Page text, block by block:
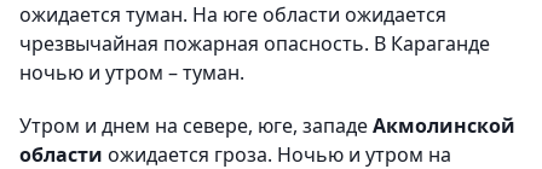
ожидается туман. На юге области ожидается
чрезвычайная пожарная опасность. В Караганде
ночью и утром – туман.
Утром и днем на севере, юге, западеАкмолинской
области ожидается гроза. Ночью и утром на